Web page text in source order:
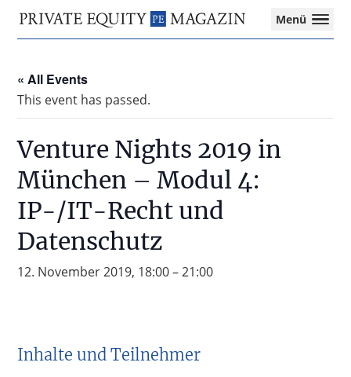
springen
springen
Private
Equity
Das
für
die
Private
Equity-
Branche
–
Investment
Funds
I
I
Menü
« All Events
This event has passed.
Venture Nights 2019 in
München – Modul 4:
IP-/IT-Recht und
Datenschutz
12. November 2019, 18:00–21:00
Inhalte und Teilnehmer